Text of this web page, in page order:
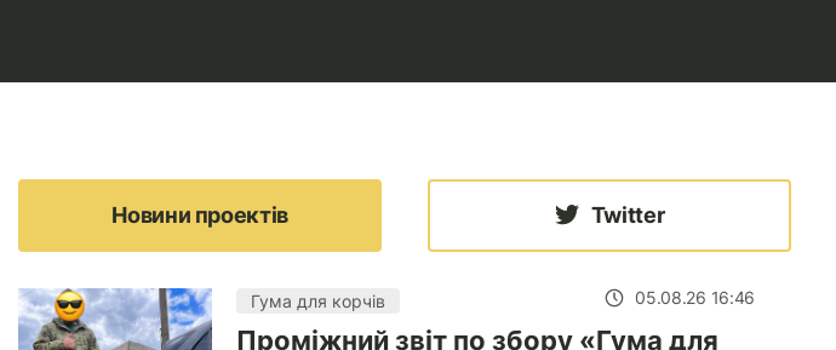
Новини проектів Twitter
Гума для корчів 05.08.26 16:46
Проміжний звіт по збору «Гума для